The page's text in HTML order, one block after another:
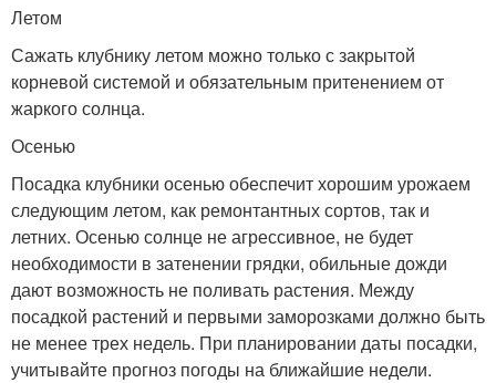
Летом
Сажать клубнику летом можно только с закрытой
корневой системой и обязательным притенением от
жаркого солнца.
Осенью
Посадка клубники осенью обеспечит хорошим урожаем
следующим летом, как ремонтантных сортов, так и
летних. Осенью солнце не агрессивное, не будет
необходимости в затенении грядки, обильные дожди
дают возможность не поливать растения. Между
посадкой растений и первыми заморозками должно быть
не менее трех недель. При планировании даты посадки,
учитывайте прогноз погоды на ближайшие недели.